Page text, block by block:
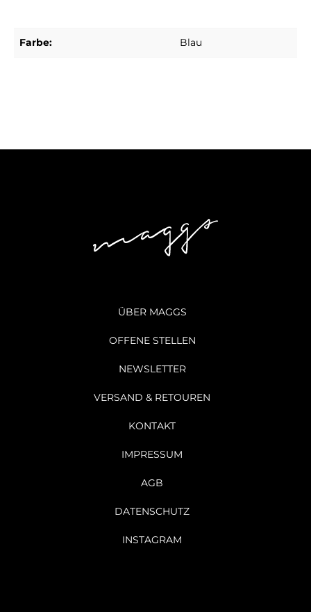
Farbe: Blau
ÜBER MAGGS
OFFENE STELLEN
NEWSLETTER
VERSAND & RETOUREN
KONTAKT
IMPRESSUM
AGB
DATENSCHUTZ
INSTAGRAM